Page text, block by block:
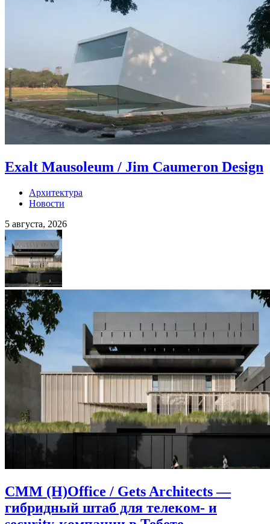
Exalt Mausoleum / Jim Caumeron Design
Архитектура
Новости
5 августа, 2026
CMM (H)Office / Gets Architects —
гибридный штаб для телеком- и